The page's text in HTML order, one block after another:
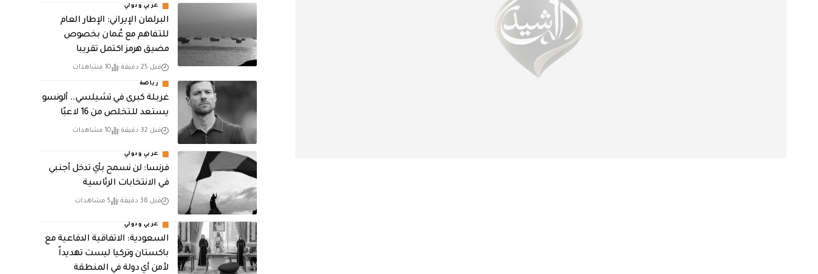
عربي ودولي
البرلمان الإيراني: الإطار العام
للتفاهم مع عُمان بخصوص
مضيق هرمز اكتمل تقريبا
قبل 25 دقيقة 10 مشاهدات
رياضة
غربلة كبرى في تشيلسي.. ألونسو
يستعد للتخلص من 16 لاعبًا
قبل 32 دقيقة 10 مشاهدات
عربي ودولي
فرنسا: لن نسمح بأي تدخل أجنبي
في الانتخابات الرئاسية
قبل 38 دقيقة 5 مشاهدات
عربي ودولي
السعودية: الاتفاقية الدفاعية مع
باكستان وتركيا ليست تهديداً
لأمن أي دولة في المنطقة